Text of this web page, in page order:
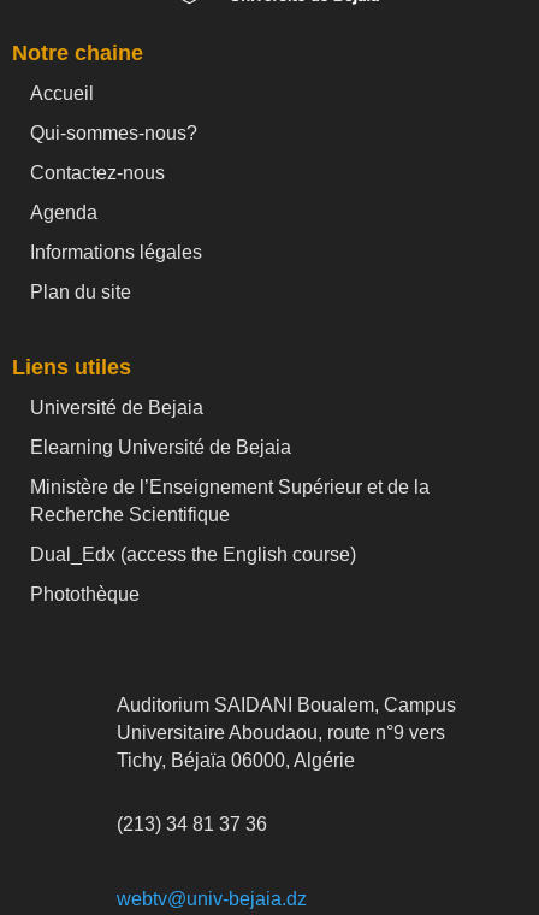
Notre chaine
Accueil
Qui-sommes-nous?
Contactez-nous
Agenda
Informations légales
Plan du site
Liens utiles
Université de Bejaia
Elearning Université de Bejaia
Ministère de l’Enseignement Supérieur et de la
Recherche Scientifique
Dual_Edx (access the English course)
Photothèque
Auditorium SAIDANI Boualem, Campus
Universitaire Aboudaou, route n°9 vers
Tichy, Béjaïa 06000, Algérie
(213) 34 81 37 36
webtv@univ-bejaia.dz